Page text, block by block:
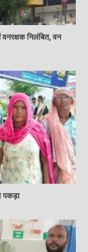
निलंबित, वन
पकड़ा